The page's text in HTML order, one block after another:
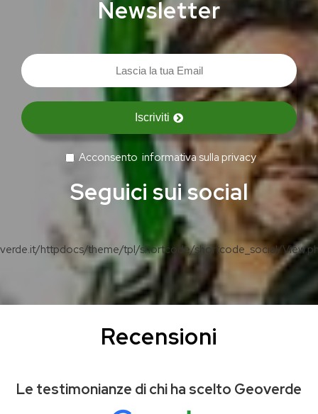
Newsletter
Iscriviti
Acconsento informativa sulla privacy
Seguici sui social
httpdocs/theme/tpl/shortcode/shortcode_social/
Recensioni
Le testimonianze di chi ha scelto Geoverde